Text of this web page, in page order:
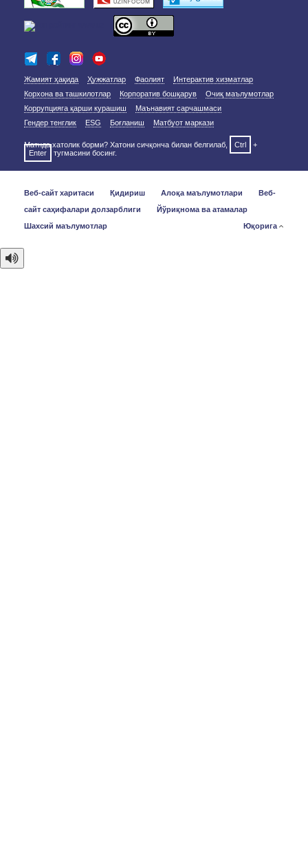
Жамият ҳақида Ҳужжатлар Фаолият
Интерактив хизматлар
Корхона ва ташкилотлар
Корпоратив бошқарув
Очиқ маълумотлар
Коррупцияга қарши курашиш
Маънавият сарчашмаси
Гендер тенглик
ESG Боғланиш Матбуот маркази
Матнда хатолик борми? Хатони сичқонча билан белгилаб, Ctrl
+
Enter
тугмасини босинг.
Веб-сайт харитаси Қидириш Алоқа маълумотлари
Веб-
сайт саҳифалари долзарблиги
Йўриқнома ва атамалар
Шахсий маълумотлар
Юқорига